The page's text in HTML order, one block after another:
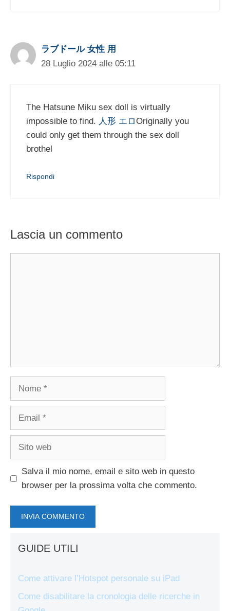
ラブドール 女性 用
28 Luglio 2024 alle 05:11
The Hatsune Miku sex doll is virtually
impossible to find. 人形 エロOriginally you
could only get them through the sex doll
brothel
Rispondi
Lascia un commento
Nome
Email
Sito
Salva il mio nome, email e sito web in questo
browser per la prossima volta che commento.
GUIDE UTILI
Come attivare l’Hotspot personale su iPad
Come disabilitare la cronologia delle ricerche in